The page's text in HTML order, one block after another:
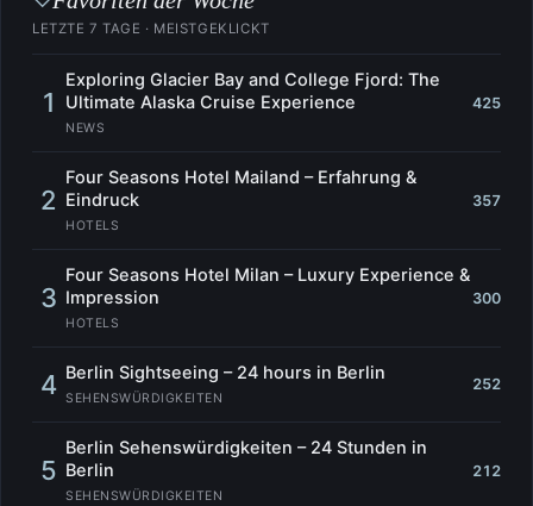
LETZTE 7 TAGE · MEISTGEKLICKT
1
Exploring Glacier Bay and College Fjord: The
Ultimate Alaska Cruise Experience
NEWS
425
2
Four Seasons Hotel Mailand – Erfahrung &
Eindruck
HOTELS
357
3
Four Seasons Hotel Milan – Luxury Experience &
Impression
HOTELS
300
4 Berlin Sightseeing – 24 hours in Berlin
SEHENSWÜRDIGKEITEN
252
5
Berlin Sehenswürdigkeiten – 24 Stunden in
Berlin
SEHENSWÜRDIGKEITEN
212